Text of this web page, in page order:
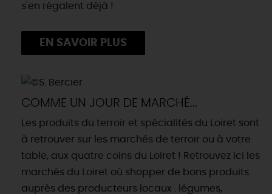
s'en régalent déjà !
EN SAVOIR PLUS
COMME UN JOUR DE MARCHÉ...
Les produits du terroir et spécialités du Loiret sont
à retrouver sur les marchés de terroir ou à votre
table, aux quatre coins du Loiret ! Retrouvez ici les
marchés du Loiret où shopper de bons produits
auprès des producteurs locaux : légumes,